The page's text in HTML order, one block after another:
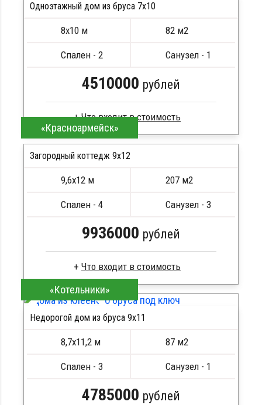
Кровля металлочерепица
Сборка на березовые нагеля, джут
Металлические сваи 108 диаметр
ПОДРОБНЕЕ
Одноэтажный дом из бруса 7х10
8х10 м 82 м2
Спален - 2 Санузел - 1
4510000 рублей
Клееный брус
Стропила, балки 50х200 мм
Метизы, саморезы, гвозди
Сборка на березовые нагеля, джут
ПОДРОБНЕЕ
«Красноармейск»
Загородный коттедж 9х12
9,6х12 м 207 м2
Спален - 4 Санузел - 3
9936000 рублей
Сухой брус
Стропила, балки 50х200 мм
Кровля металлочерепица
Сборка на березовые нагеля, джут
Металлические сваи 108 диаметр
ПОДРОБНЕЕ
«Котельники»
Недорогой дом из бруса 9х11
8,7х11,2 м 87 м2
Спален - 3 Санузел - 1
4785000 рублей